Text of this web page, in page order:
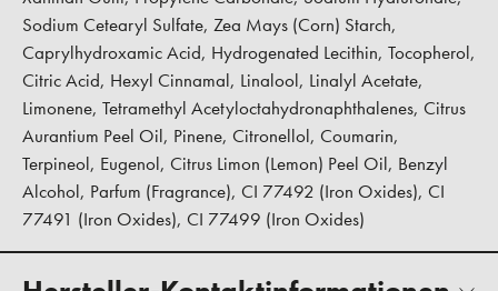
Sodium Cetearyl Sulfate, Zea Mays (Corn) Starch,
Caprylhydroxamic Acid, Hydrogenated Lecithin, Tocopherol,
Citric Acid, Hexyl Cinnamal, Linalool, Linalyl Acetate,
Limonene, Tetramethyl Acetyloctahydronaphthalenes, Citrus
Aurantium Peel Oil, Pinene, Citronellol, Coumarin,
Terpineol, Eugenol, Citrus Limon (Lemon) Peel Oil, Benzyl
Alcohol, Parfum (Fragrance), CI 77492 (Iron Oxides), CI
77491 (Iron Oxides), CI 77499 (Iron Oxides)